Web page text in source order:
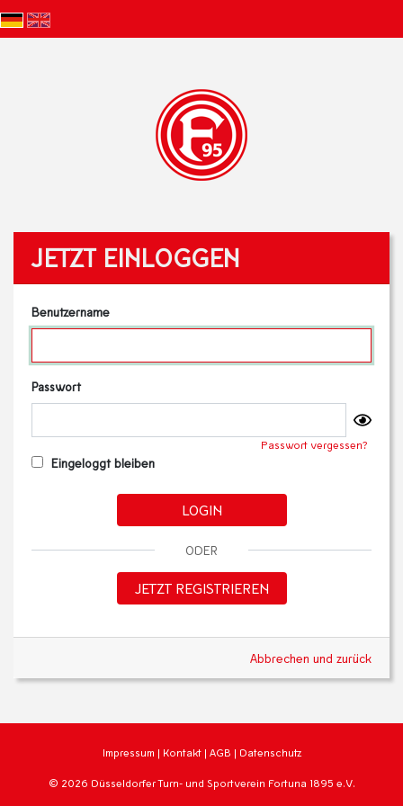
JETZT EINLOGGEN
Benutzername
Passwort
Passwort vergessen?
Eingeloggt bleiben
LOGIN
ODER
JETZT REGISTRIEREN
Abbrechen und zurück
Impressum | Kontakt | AGB | Datenschutz
© 2026 Düsseldorfer Turn- und Sportverein Fortuna 1895 e.V.